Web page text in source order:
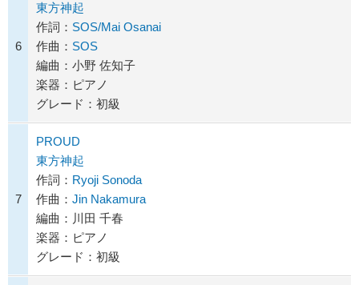
6
東方神起
作詞： SOS/Mai Osanai
作曲： SOS
編曲：小野 佐知子
楽器：ピアノ
グレード：初級
7
PROUD
東方神起
作詞： Ryoji Sonoda
作曲： Jin Nakamura
編曲：川田 千春
楽器：ピアノ
グレード：初級